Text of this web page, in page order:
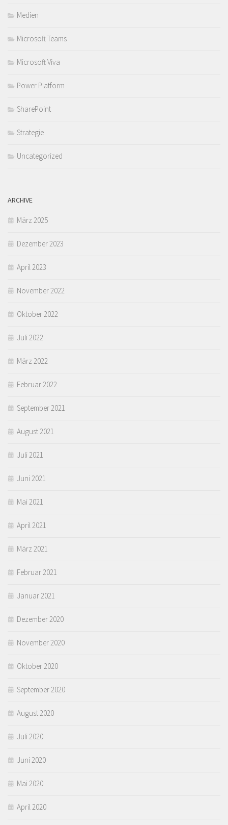
Medien
Microsoft Teams
Microsoft Viva
Power Platform
SharePoint
Strategie
Uncategorized
ARCHIVE
März 2025
Dezember 2023
April 2023
November 2022
Oktober 2022
Juli 2022
März 2022
Februar 2022
September 2021
August 2021
Juli 2021
Juni 2021
Mai 2021
April 2021
März 2021
Februar 2021
Januar 2021
Dezember 2020
November 2020
Oktober 2020
September 2020
August 2020
Juli 2020
Juni 2020
Mai 2020
April 2020